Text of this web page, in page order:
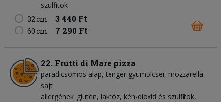
szulfitok
32 cm
3 440 Ft
60 cm 7 290 Ft
22. Frutti di Mare pizza
paradicsomos alap tenger gyümölcsei mozzarella
sajt
allergének: glutén, laktóz, kén-dioxid és szulfitok,